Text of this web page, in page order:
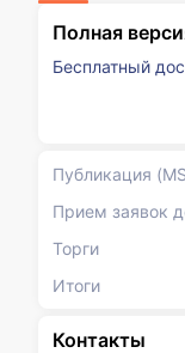
Полная
Бесплатный
Публикация
Прием заявок
Торги
Итоги
Контакты